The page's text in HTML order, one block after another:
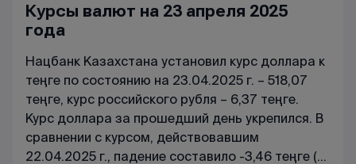
Курсы валют на 23 апреля 2025
года
Нацбанк Казахстана установил курс доллара к
теңге по состоянию на 23.04.2025 г. – 518,07
теңге, курс российского рубля – 6,37 теңге.
Курс доллара за прошедший день укрепился. В
сравнении с курсом, действовавшим
22.04.2025 г., падение составило -3,46 теңге (с